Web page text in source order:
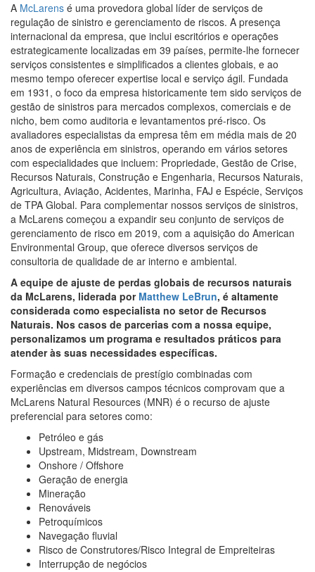
A McLarens é uma provedora global líder de serviços de
regulação de sinistro e gerenciamento de riscos. A presença
internacional da empresa, que inclui escritórios e operações
estrategicamente localizadas em 39 países, permite-lhe fornecer
serviços consistentes e simplificados a clientes globais, e ao
mesmo tempo oferecer expertise local e serviço ágil. Fundada
em 1931, o foco da empresa historicamente tem sido serviços de
gestão de sinistros para mercados complexos, comerciais e de
nicho, bem como auditoria e levantamentos pré-risco. Os
avaliadores especialistas da empresa têm em média mais de 20
anos de experiência em sinistros, operando em vários setores
com especialidades que incluem: Propriedade, Gestão de Crise,
Recursos Naturais, Construção e Engenharia, Recursos Naturais,
Agricultura, Aviação, Acidentes, Marinha, FAJ e Espécie, Serviços
de TPA Global. Para complementar nossos serviços de sinistros,
a McLarens começou a expandir seu conjunto de serviços de
gerenciamento de risco em 2019, com a aquisição do American
Environmental Group, que oferece diversos serviços de
consultoria de qualidade de ar interno e ambiental.
A equipe de ajuste de perdas globais de recursos naturais
da McLarens, liderada por Matthew LeBrun, é altamente
considerada como especialista no setor de Recursos
Naturais. Nos casos de parcerias com a nossa equipe,
personalizamos um programa e resultados práticos para
atender às suas necessidades específicas.
Formação e credenciais de prestígio combinadas com
experiências em diversos campos técnicos comprovam que a
McLarens Natural Resources (MNR) é o recurso de ajuste
preferencial para setores como:
Petróleo e gás
Upstream, Midstream, Downstream
Onshore / Offshore
Geração de energia
Mineração
Renováveis
Petroquímicos
Navegação fluvial
Risco de Construtores/Risco Integral de Empreiteiras
Interrupção de negócios